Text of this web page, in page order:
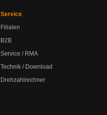
Service
Filialen
B2B
Service / RMA
Technik / Download
Drehzahlrechner